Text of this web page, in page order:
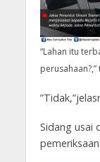
“Lahan itu
perusahaan?,”
Sidang usai